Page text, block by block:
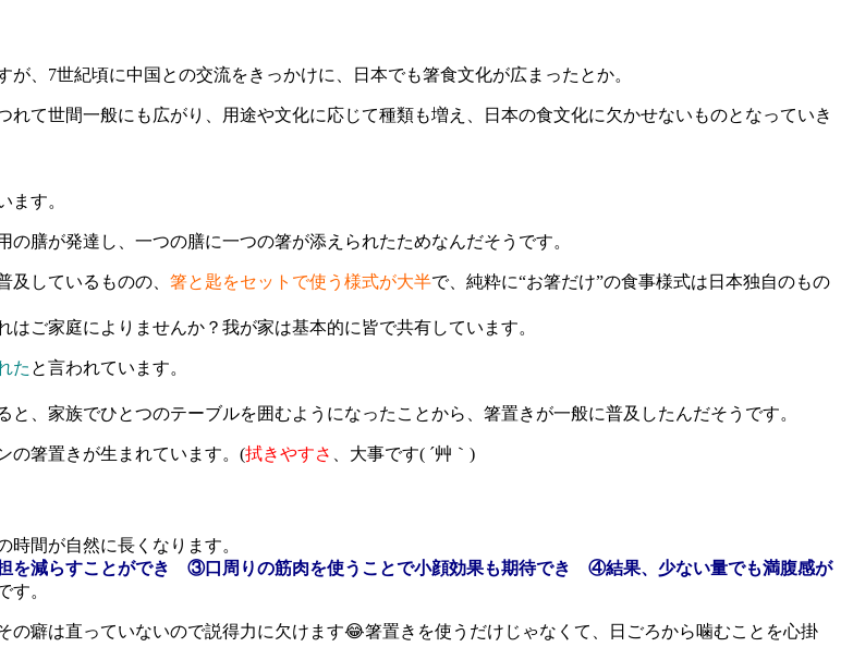
、7世紀頃に中国との交流をきっかけに、日本でも箸食文化が広まったとか。
て世間一般にも広がり、用途や文化に応じて種類も増え、日本の食文化に欠かせないものとなっていき
ます。
膳が発達し、一つの膳に一つの箸が添えられたためなんだそうです。
及しているものの、 箸と匙をセットで使う様式が大半で、純粋に“お箸だけ”の食事様式は日本独自のもの
ご家庭によりませんか？我が家は基本的に皆で共有しています。
た と言われています。
、家族でひとつのテーブルを囲むようになったことから、箸置きが一般に普及したんだそうです。
の箸置きが生まれています。(拭きやすさ 、大事です( ´艸｀)
間が自然に長くなります。
を減らすことができ ③口周りの筋肉を使うことで小顔効果も期待でき
④結果、少ない量でも満腹感が
す。
癖は直っていないので説得力に欠けます😂箸置きを使うだけじゃなくて、日ごろから噛むことを心掛